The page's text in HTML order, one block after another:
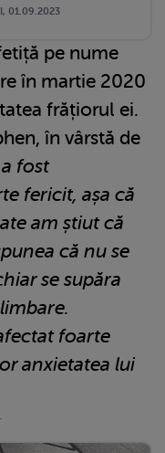
01.09.2023
pe nume
în martie 2020
frățiorul ei.
în vârstă de
fost
fericit, așa că
am știut că
că nu se
se supăra
foarte
anxietatea lui